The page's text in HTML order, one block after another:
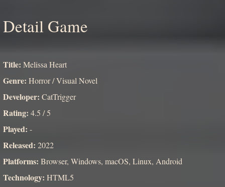
Detail Game
Title: Melissa Heart
Genre: Horror / Visual Novel
Developer: CatTrigger
Rating: 4.5 / 5
Played: -
Released: 2022
Platforms: Browser, Windows, macOS, Linux, Android
Technology: HTML5